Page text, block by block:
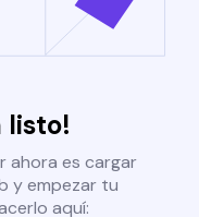
listo!
ahora es cargar
y empezar tu
aquí: